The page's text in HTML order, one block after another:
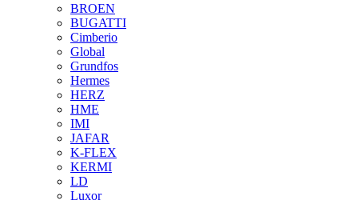
BROEN
BUGATTI
Cimberio
Global
Grundfos
Hermes
HERZ
HME
IMI
JAFAR
K-FLEX
KERMI
LD
Luxor